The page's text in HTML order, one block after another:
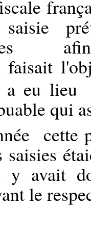
saisie
afin
a eu lieu
qui
cette
y avait
le